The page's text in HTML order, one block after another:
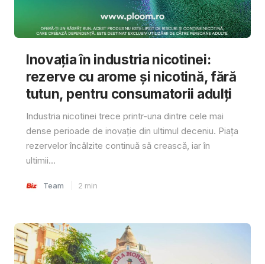
Inovația în industria nicotinei:
rezerve cu arome și nicotină, fără
tutun, pentru consumatorii adulți
Industria nicotinei trece printr-una dintre cele mai
dense perioade de inovație din ultimul deceniu. Piața
rezervelor încălzite continuă să crească, iar în
ultimii...
Team 2 min